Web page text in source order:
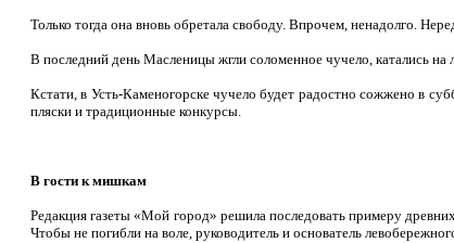
Только тогда она вновь обретала свободу. Впрочем, ненадолго.
В последний день Масленицы жгли соломенное чучело, катались
Кстати, в Усть-Каменогорске чучело будет радостно сожжено в
пляски и традиционные конкурсы.
В гости к мишкам
Редакция газеты «Мой город» решила последовать примеру
Чтобы не погибли на воле, руководитель и основатель